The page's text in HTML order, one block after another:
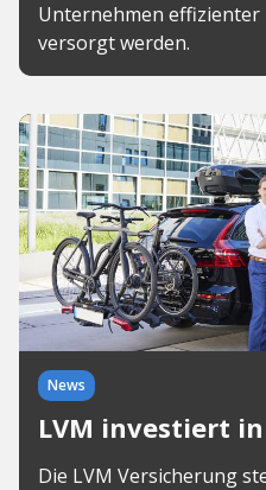
Unternehmen
versorgt werden.
News
LVM investiert
Die LVM Versicherung